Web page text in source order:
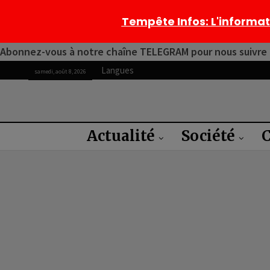
Abonnez-vous à notre chaîne TELEGRAM pour nous
samedi, août 8, 2026 Langues
Actualité Société
Tempête Infos: